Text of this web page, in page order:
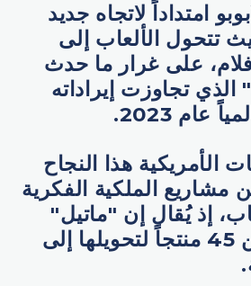
امتداداً لاتجاه جديد
تتحول الألعاب إلى
على غرار ما حدث
تجاوزت إيراداته
عام 2023.
الأمريكية هذا النجاح
مشاريع الملكية الفكرية
إذ يُقال إن "ماتيل"
عرضت أكثر من 45 منتجاً لتحويلها إلى